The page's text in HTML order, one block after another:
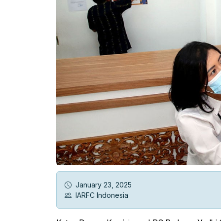
IARFC Syariah
January 23, 2025
IARFC Indonesia